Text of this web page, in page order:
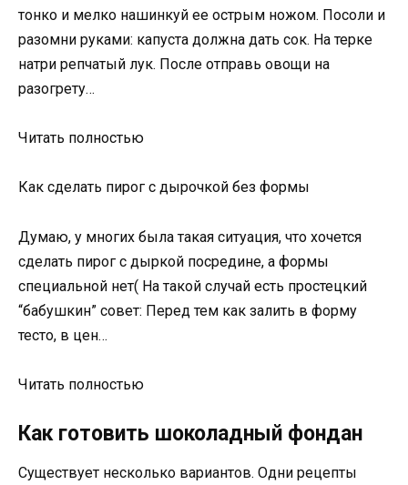
тонко и мелко нашинкуй ее острым ножом. Посоли и
разомни руками: капуста должна дать сок. На терке
натри репчатый лук. После отправь овощи на
разогрету…
Читать полностью
Как сделать пирог с дырочкой без формы
Думаю, у многих была такая ситуация, что хочется
сделать пирог с дыркой посредине, а формы
специальной нет( На такой случай есть простецкий
“бабушкин” совет: Перед тем как залить в форму
тесто, в цен…
Читать полностью
Как готовить шоколадный фондан
Существует несколько вариантов. Одни рецепты